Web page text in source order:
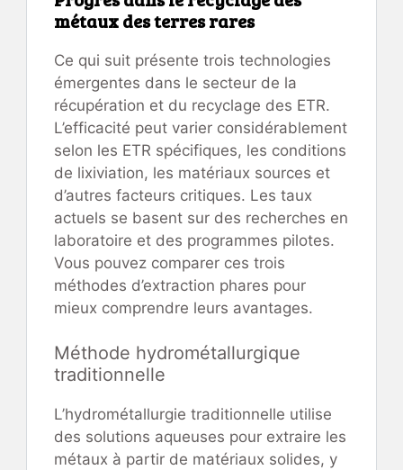
métaux des terres rares
Ce qui suit présente trois technologies
émergentes dans le secteur de la
récupération et du recyclage des ETR.
L’efficacité peut varier considérablement
selon les ETR spécifiques, les conditions
de lixiviation, les matériaux sources et
d’autres facteurs critiques. Les taux
actuels se basent sur des recherches en
laboratoire et des programmes pilotes.
Vous pouvez comparer ces trois
méthodes d’extraction phares pour
mieux comprendre leurs avantages.
Méthode hydrométallurgique
traditionnelle
L’hydrométallurgie traditionnelle utilise
des solutions aqueuses pour extraire les
métaux à partir de matériaux solides, y